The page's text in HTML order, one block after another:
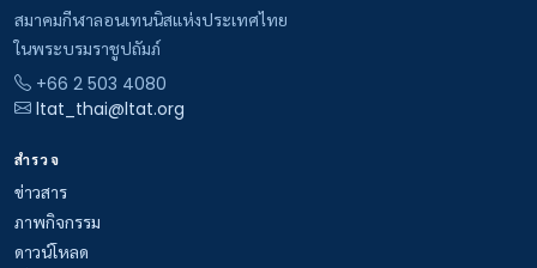
สมาคมกีฬาลอนเทนนิสแห่งประเทศไทย
ในพระบรมราชูปถัมภ์
+66 2 503 4080
ltat_thai@ltat.org
สำรวจ
ข่าวสาร
ภาพกิจกรรม
ดาวน์โหลด